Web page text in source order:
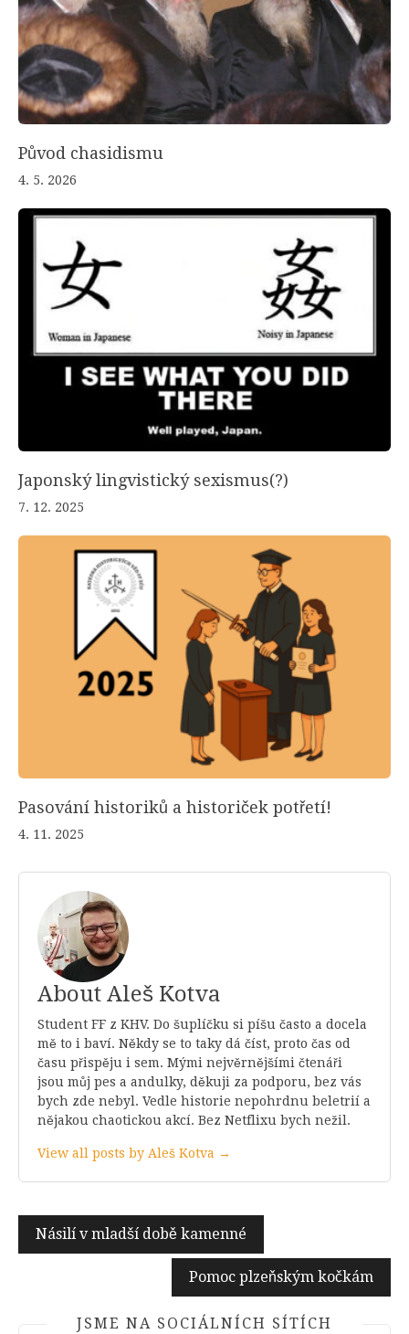
Původ chasidismu
4. 5. 2026
Japonský lingvistický sexismus(?)
7. 12. 2025
Pasování historiků a historiček potřetí!
4. 11. 2025
About Aleš Kotva
Student FF z KHV. Do šuplíčku si píšu často a docela
mě to i baví. Někdy se to taky dá číst, proto čas od
času přispěju i sem. Mými nejvěrnějšími čtenáři
jsou můj pes a andulky, děkuji za podporu, bez vás
bych zde nebyl. Vedle historie nepohrdnu beletrií a
nějakou chaotickou akcí. Bez Netflixu bych nežil.
View all posts by Aleš Kotva →
Navigace
pro
Násilí v mladší době kamenné
Pomoc plzeňským kočkám
JSME NA SOCIÁLNÍCH SÍTÍCH